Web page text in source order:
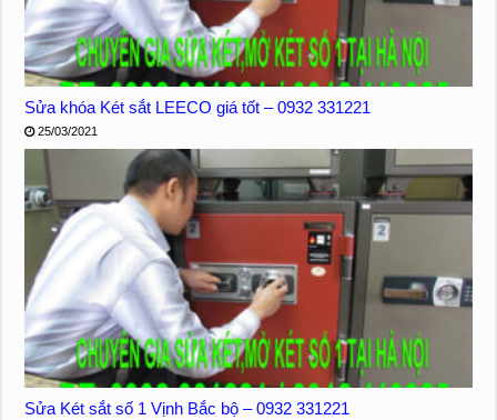
Sửa khóa Két sắt LEECO giá tốt – 0932 331221
25/03/2021
Sửa Két sắt số 1 Vịnh Bắc bộ – 0932 331221